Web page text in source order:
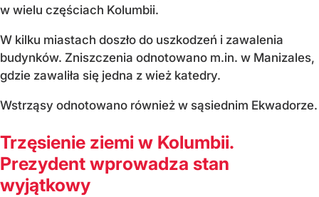
w wielu częściach Kolumbii.
W kilku miastach doszło do uszkodzeń i zawalenia
budynków. Zniszczenia odnotowano m.in. w Manizales,
gdzie zawaliła się jedna z wież katedry.
Wstrząsy odnotowano również w sąsiednim Ekwadorze.
Trzęsienie ziemi w Kolumbii.
Prezydent wprowadza stan
wyjątkowy